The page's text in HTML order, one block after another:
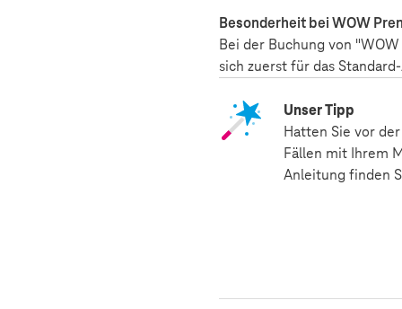
Besonderheit bei WOW
Bei der Buchung von
sich zuerst für das
Unser Tipp
Hatten Sie vor
Fällen mit Ihrem
Anleitung finden